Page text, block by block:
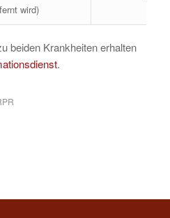
wird)
beiden Krankheiten erhalten
.